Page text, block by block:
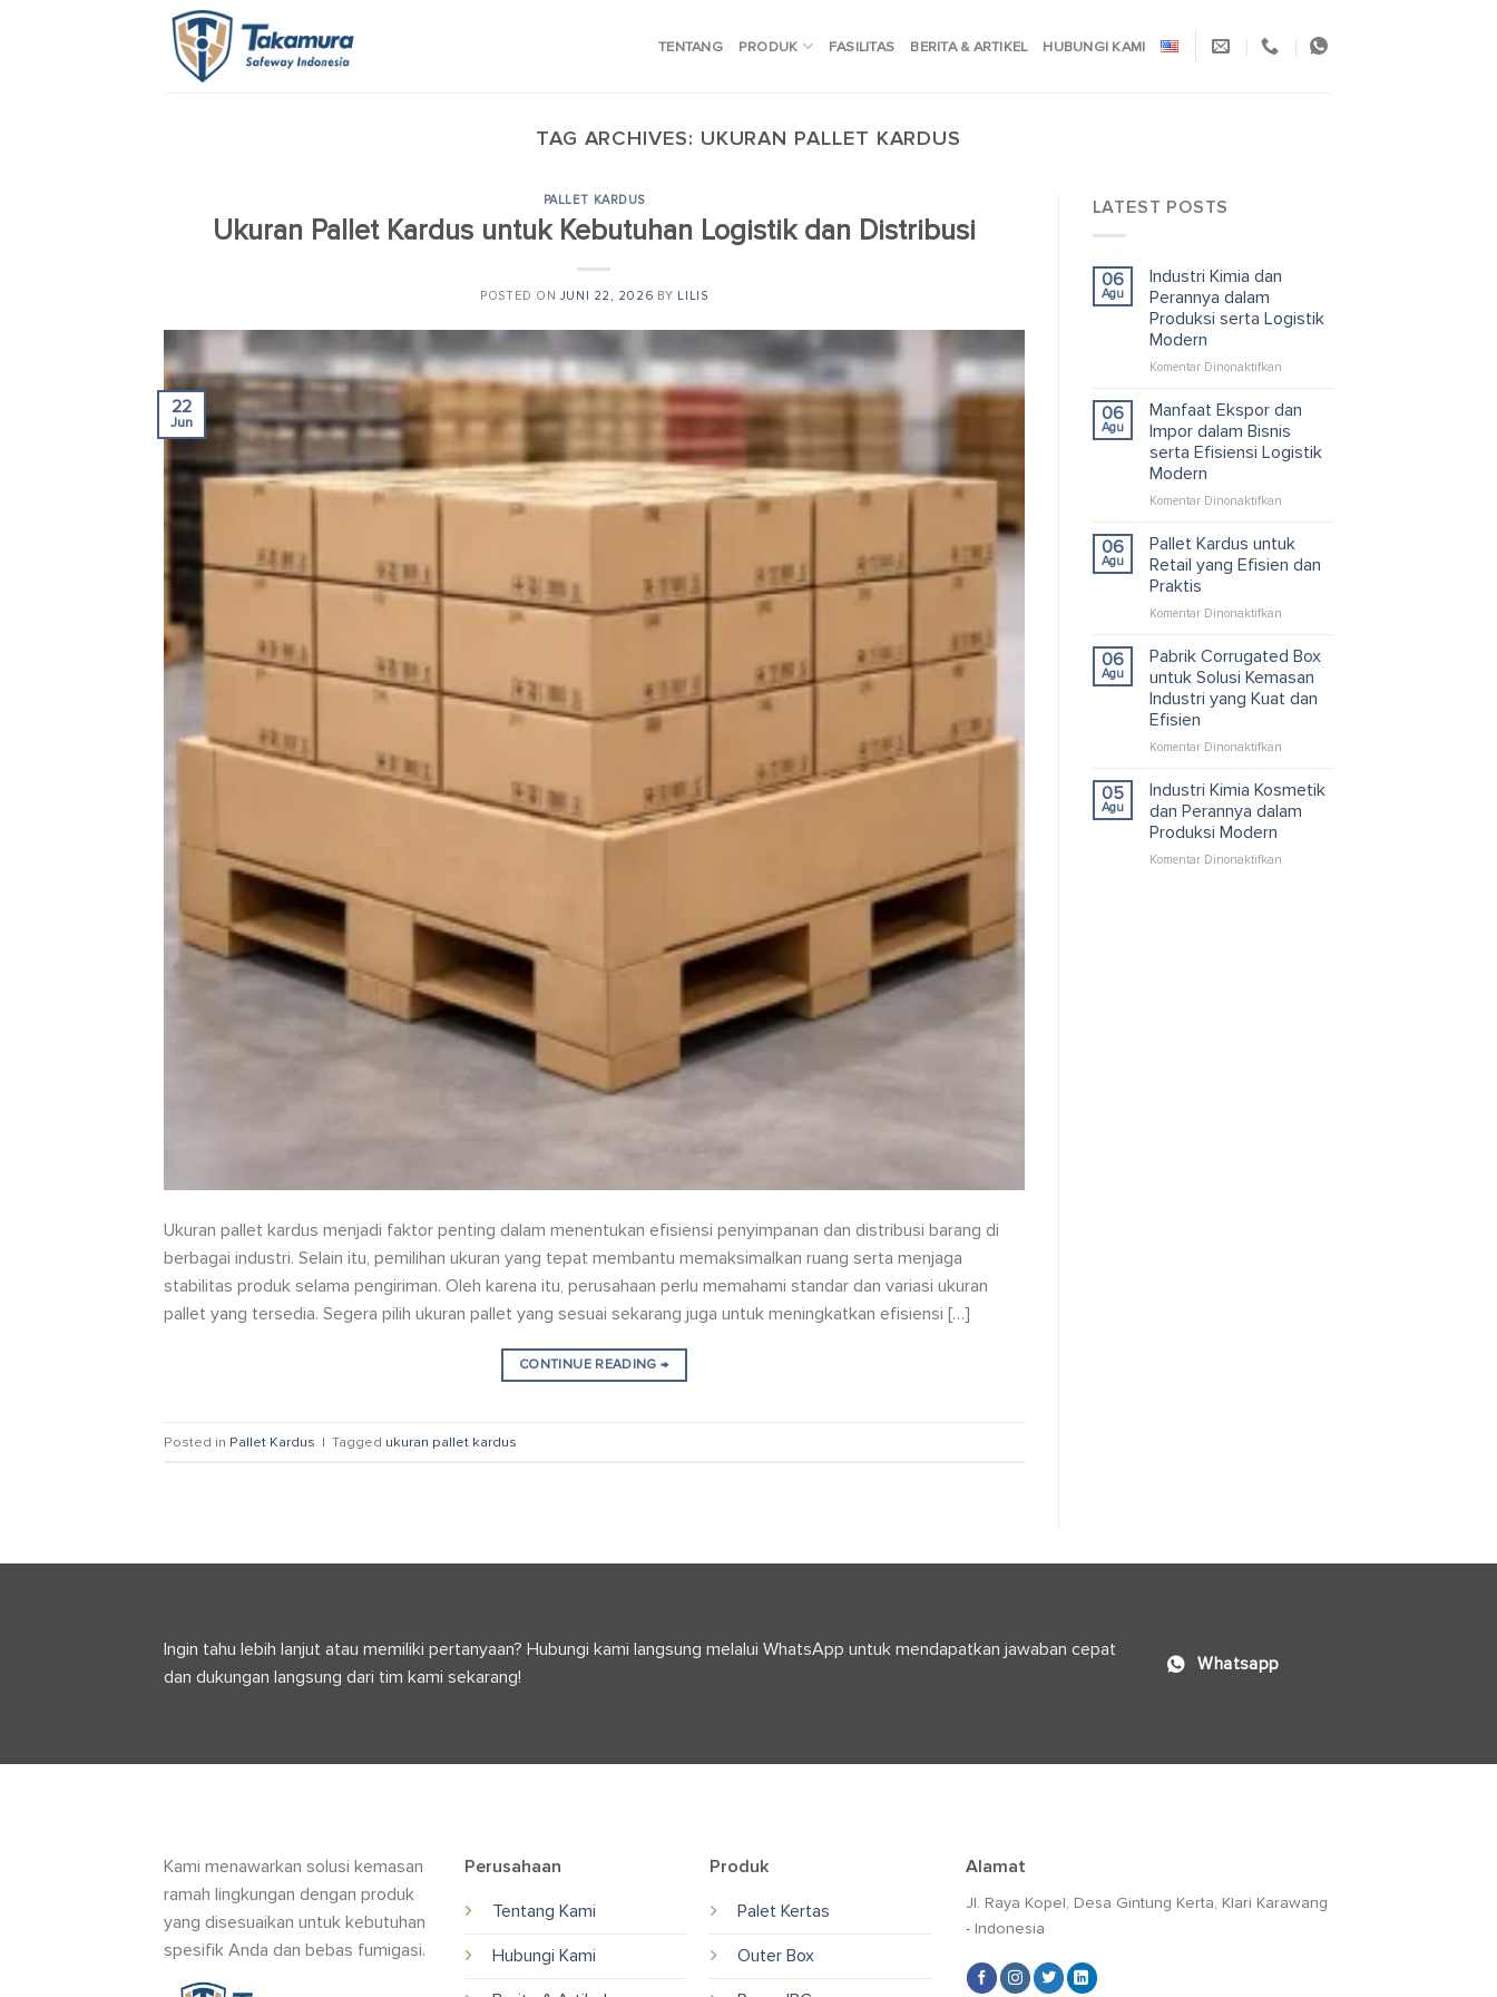
TENTANG PRODUK FASILITAS BERITA & ARTIKEL HUBUNGI KAMI
TAG ARCHIVES: UKURAN PALLET KARDUS
PALLET KARDUS
Ukuran Pallet Kardus untuk Kebutuhan Logistik dan Distribusi
POSTED ON JUNI 22, 2026 BY LILIS
22
Jun
Ukuran pallet kardus menjadi faktor penting dalam menentukan efisiensi penyimpanan dan distribusi barang di
berbagai industri. Selain itu, pemilihan ukuran yang tepat membantu memaksimalkan ruang serta menjaga
stabilitas produk selama pengiriman. Oleh karena itu, perusahaan perlu memahami standar dan variasi ukuran
pallet yang tersedia. Segera pilih ukuran pallet yang sesuai sekarang juga untuk meningkatkan efisiensi […]
CONTINUE READING→
Posted in Pallet Kardus | Tagged ukuran pallet kardus
LATEST POSTS
06
Agu
Industri Kimia dan
Perannya dalam
Produksi serta Logistik
Modern
Komentar Dinonaktifkanpada
Kimia
dan
Perannya
dalam
serta
Modern
06
Agu
Manfaat Ekspor dan
Impor dalam Bisnis
serta Efisiensi Logistik
Modern
Komentar Dinonaktifkanpada
Ekspor
dan
Impor
Bisnis
Efisiensi
Modern
06
Agu
Pallet Kardus untuk
Retail yang Efisien dan
Praktis
Komentar Dinonaktifkanpada
Kardus
Retail
yang
dan
06
Agu
Pabrik Corrugated Box
untuk Solusi Kemasan
Industri yang Kuat dan
Efisien
Komentar Dinonaktifkanpada
Corrugated
untuk
Kemasan
05
Agu
Industri Kimia Kosmetik
dan Perannya dalam
Produksi Modern
Komentar Dinonaktifkanpada
Ingin tahu lebih lanjut atau memiliki pertanyaan? Hubungi kami langsung melalui WhatsApp untuk mendapatkan jawaban cepat
dan dukungan langsung dari tim kami sekarang!
Whatsapp
Kami menawarkan solusi kemasan
ramah lingkungan dengan produk
yang disesuaikan untuk kebutuhan
spesifik Anda dan bebas fumigasi.
Perusahaan
Tentang Kami
Hubungi Kami
Produk
Palet Kertas
Outer Box
Alamat
Jl. Raya Kopel, Desa Gintung Kerta, Klari Karawang
- Indonesia